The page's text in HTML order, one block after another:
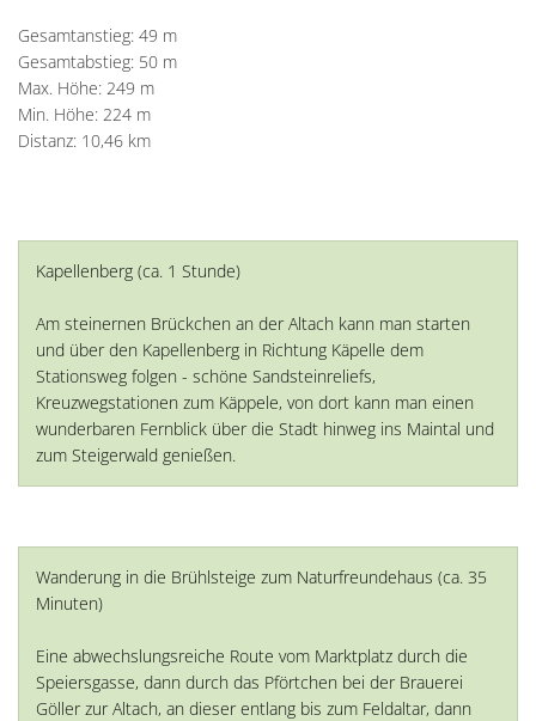
Gesamtanstieg: 49 m
Gesamtabstieg: 50 m
Max. Höhe: 249 m
Min. Höhe: 224 m
Distanz: 10,46 km
Kapellenberg (ca. 1 Stunde)
Am steinernen Brückchen an der Altach kann man starten
und über den Kapellenberg in Richtung Käpelle dem
Stationsweg folgen - schöne Sandsteinreliefs,
Kreuzwegstationen zum Käppele, von dort kann man einen
wunderbaren Fernblick über die Stadt hinweg ins Maintal und
zum Steigerwald genießen.
Wanderung in die Brühlsteige zum Naturfreundehaus (ca. 35
Minuten)
Eine abwechslungsreiche Route vom Marktplatz durch die
Speiersgasse, dann durch das Pförtchen bei der Brauerei
Göller zur Altach, an dieser entlang bis zum Feldaltar, dann